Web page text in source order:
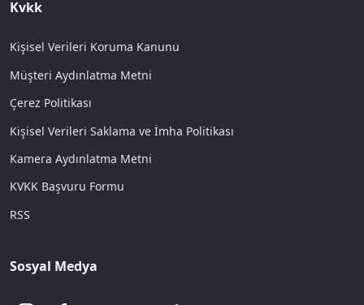
Kvkk
Kişisel Verileri Koruma Kanunu
Müşteri Aydınlatma Metni
Çerez Politikası
Kişisel Verileri Saklama ve İmha Politikası
Kamera Aydınlatma Metni
KVKK Başvuru Formu
RSS
Sosyal Medya